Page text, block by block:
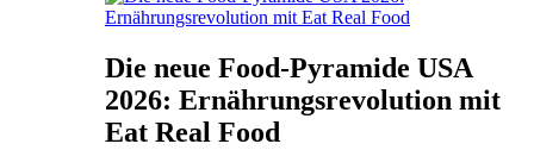
Die neue Food-Pyramide USA
2026: Ernährungsrevolution mit
Eat Real Food